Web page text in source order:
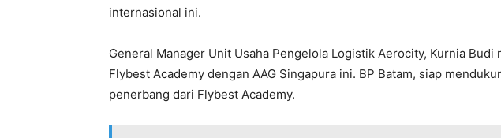
internasional ini.
General Manager Unit Usaha Pengelola Logistik Aerocity, Kurnia Budi
Flybest Academy dengan AAG Singapura ini. BP Batam, siap
penerbang dari Flybest Academy.